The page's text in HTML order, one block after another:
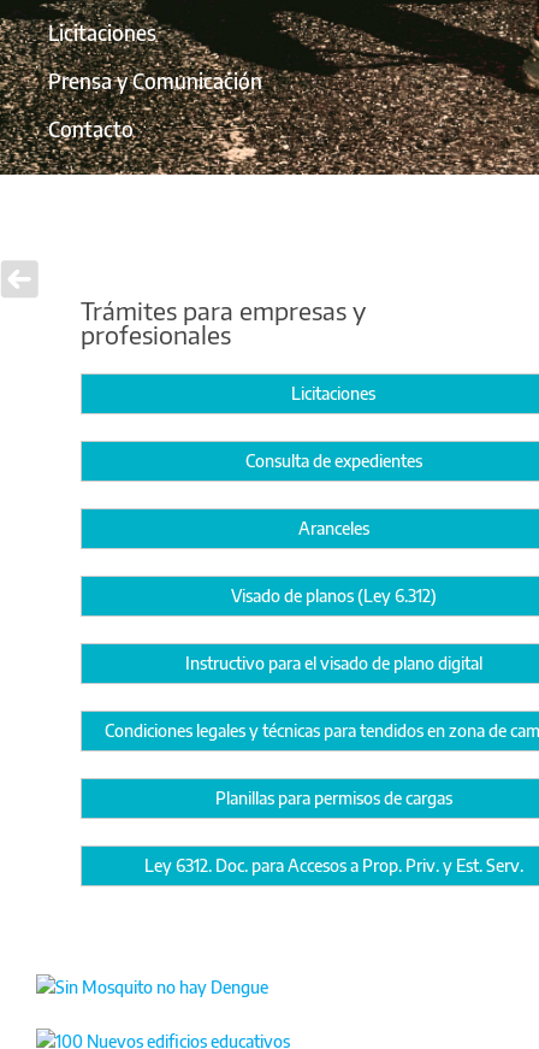
Licitaciones
Prensa y Comunicación
Contacto
Trámites para empresas y
profesionales
Licitaciones
Consulta de expedientes
Aranceles
Visado de planos (Ley 6.312)
Instructivo para el visado de plano digital
Condiciones legales y técnicas para tendidos en zona de
Planillas para permisos de cargas
Ley 6312. Doc. para Accesos a Prop. Priv. y Est. Serv.